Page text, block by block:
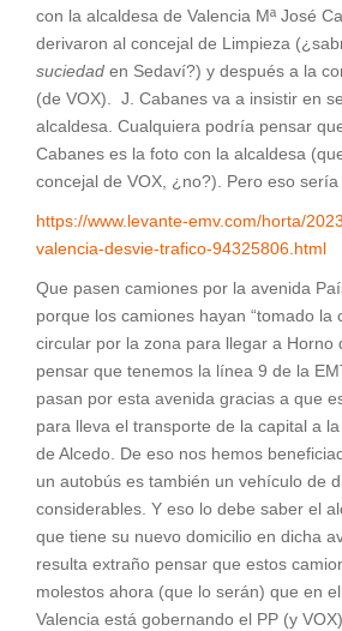
con la alcaldesa de Valencia Mª José
derivaron al concejal de Limpieza
suciedad en Sedaví?) y después a la
(de VOX). J. Cabanes va a insistir en
alcaldesa. Cualquiera podría pensar
Cabanes es la foto con la alcaldesa
concejal de VOX, ¿no?). Pero eso sería
https://www.levante-emv.com/horta/
valencia-desvie-trafico-94325806.html
Que pasen camiones por la avenida
porque los camiones hayan “tomado la
circular por la zona para llegar a Horno
pensar que tenemos la línea 9 de la
pasan por esta avenida gracias a que
para lleva el transporte de la capital a
de Alcedo. De eso nos hemos
un autobús es también un vehículo de
considerables. Y eso lo debe saber el
que tiene su nuevo domicilio en dicha
resulta extraño pensar que estos
molestos ahora (que lo serán) que en
Valencia está gobernando el PP (y